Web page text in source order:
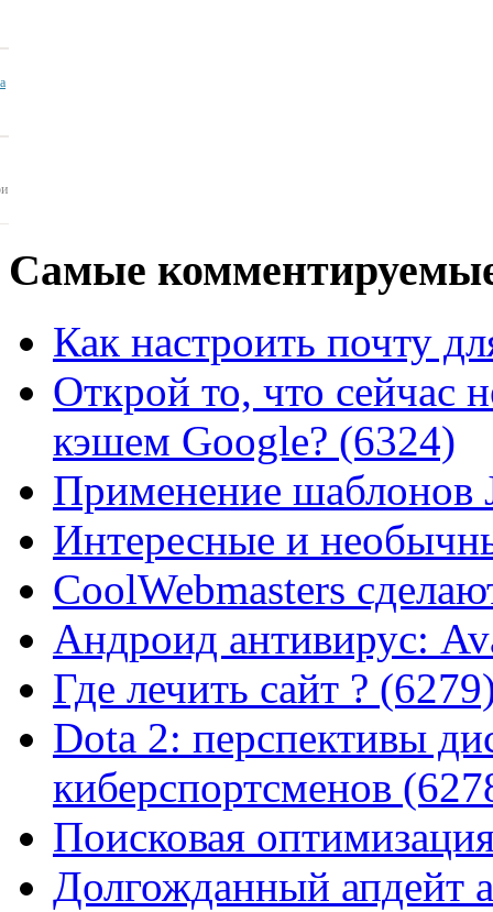
Самые
Как настроить почту
Открой то, что сейчас
кэшем Google? (6324)
Применение шаблонов
Интересные и
CoolWebmasters
Андроид антивирус:
Где лечить сайт ?
Dota 2: перспективы
киберспортсменов
Поисковая
Долгожданный апдейт